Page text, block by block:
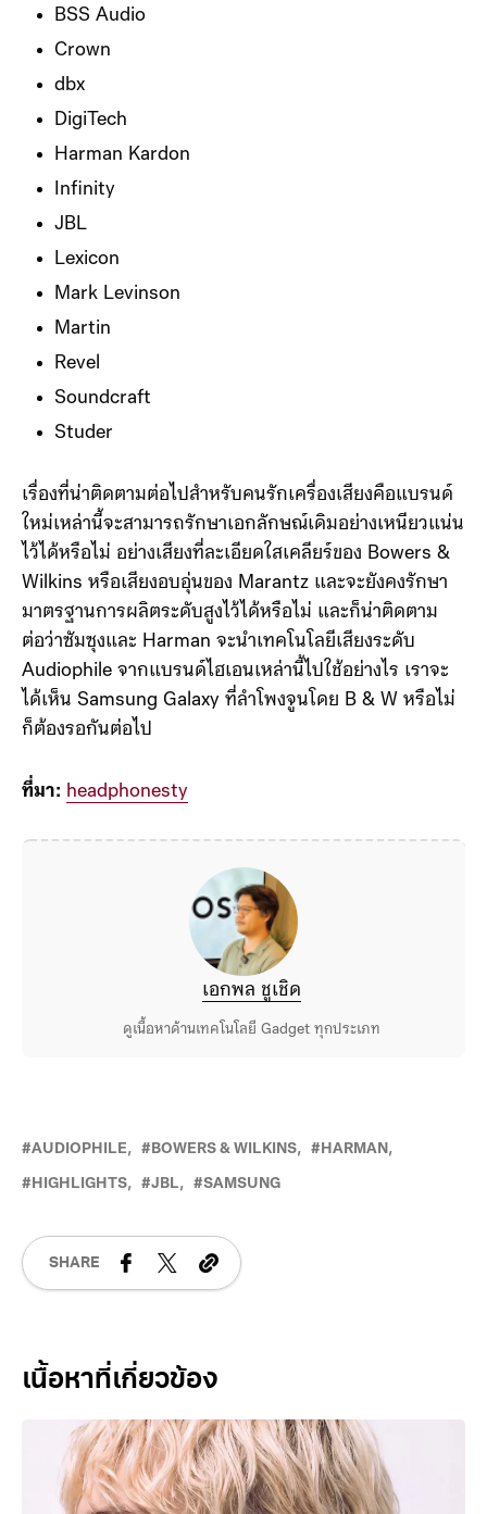
BSS Audio
Crown
dbx
DigiTech
Harman Kardon
Infinity
JBL
Lexicon
Mark Levinson
Martin
Revel
Soundcraft
Studer
เรื่องที่น่าติดตามต่อไปสำหรับคนรักเครื่องเสียงคือแบรนด์
ใหม่เหล่านี้จะสามารถรักษาเอกลักษณ์เดิมอย่างเหนียวแน่น
ไว้ได้หรือไม่ อย่างเสียงที่ละเอียดใสเคลียร์ของ Bowers &
Wilkins หรือเสียงอบอุ่นของ Marantz และจะยังคงรักษา
มาตรฐานการผลิตระดับสูงไว้ได้หรือไม่ และก็น่าติดตาม
ต่อว่าซัมซุงและ Harman จะนำเทคโนโลยีเสียงระดับ
Audiophile จากแบรนด์ไฮเอนเหล่านี้ไปใช้อย่างไร เราจะ
ได้เห็น Samsung Galaxy ที่ลำโพงจูนโดย B & W หรือไม่
ก็ต้องรอกันต่อไป
ที่มา: headphonesty
เอกพล ชูเชิด
ดูเนื้อหาด้านเทคโนโลยี Gadget ทุกประเภท
AUDIOPHILE BOWERS & WILKINS HARMAN
HIGHLIGHTS JBL SAMSUNG
SHARE
Related Posts